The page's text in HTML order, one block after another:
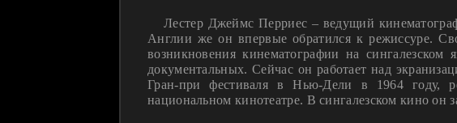
Лестер Джеймс Перриес – ведущий
Англии же он впервые обратился к режиссуре.
возникновения кинематографии на
документальных. Сейчас он работает над
Гран-при фестиваля в Нью-Дели в 1964 году,
национальном кинотеатре. В сингалезском кино он